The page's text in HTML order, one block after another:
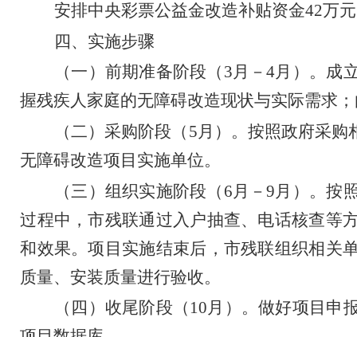
安排中央彩票公益金改造补贴资金42万
四、实施步骤
（一）前期准备阶段（ 3月 －4月）。 成
握残疾人家庭的无障碍改造现状与实际需求
（二）采购阶段（ 5月）。 按照政府采购
无障碍改造项目实施单位。
（三）组织实施阶段（ 6 月 －9 月）。按
过程中，市残联通过入户抽查、电话核查等
和效果。项目实施结束后 ，市残联组织相关
质量、安装质量进行验收。
（四）收尾阶段（ 10月）。做好项目申